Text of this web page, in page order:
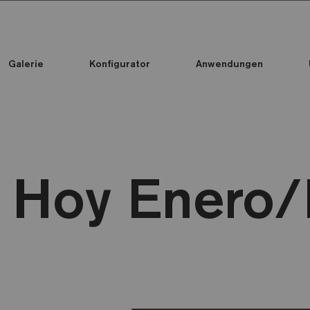
Galerie Konfigurator Anwendungen